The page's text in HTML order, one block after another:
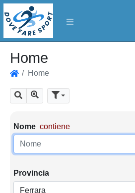
Home
Home
Cerca Mostra tutti i risultati
Parametri di ricerca
Nome contiene
Provincia
Ferrara